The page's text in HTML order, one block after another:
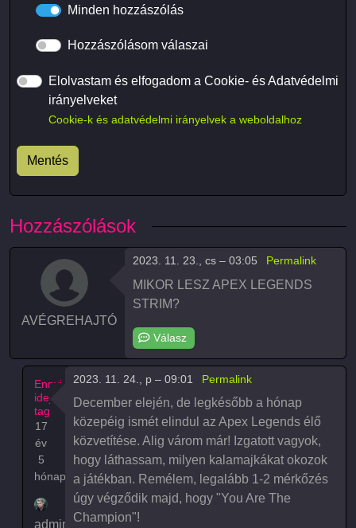
Minden hozzászólás
Hozzászólásom válaszai
Elolvastam és elfogadom a Cookie- és Adatvédelmi
irányelveket
Cookie-k és adatvédelmi irányelvek a weboldalhoz
Hozzászólások
AVÉGREHAJTÓ
2023. 11. 23., cs – 03:05 Permalink
MIKOR LESZ APEX LEGENDS
STRIM?
Válasz
Ennyi
ideje
tag
17
év
5
hónap
admin
2023. 11. 24., p – 09:01 Permalink
December elején, de legkésőbb a hónap
közepéig ismét elindul az Apex Legends élő
közvetítése. Alig várom már! Izgatott vagyok,
hogy láthassam, milyen kalamajkákat okozok
a játékban. Remélem, legalább 1-2 mérkőzés
úgy végződik majd, hogy "You Are The
Champion"!